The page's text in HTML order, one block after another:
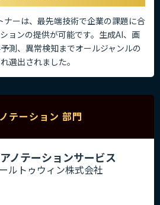
ーは、最先端技術で企業の課題に合
ョンの提供が可能です。生成AI、画
測、異常検知までオールジャンルの
選出されました。
テーション 部門
ノテーションサービス
ルトゥウィン株式会社